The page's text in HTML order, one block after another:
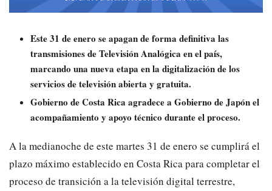
Este 31 de enero se apagan de forma definitiva las
transmisiones de Televisión Analógica en el país,
marcando una nueva etapa en la digitalización de los
servicios de televisión abierta y gratuita.
Gobierno de Costa Rica agradece a Gobierno de Japón el
acompañamiento y apoyo técnico durante el proceso.
A la medianoche de este martes 31 de enero se cumplirá el
plazo máximo establecido en Costa Rica para completar el
proceso de transición a la televisión digital terrestre,